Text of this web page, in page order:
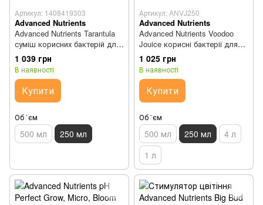
Артикул: 1408419303
Advanced Nutrients
Advanced Nutrients Tarantula
суміш корисних бактерій для
кореневої системи 250мл
1 039 грн
В наявності
Купити
Об `єм
500 мл 250 мл
Артикул: ANVJ250
Advanced Nutrients
Advanced Nutrients Voodoo
Jouice корисні бактерії для
потужних коренів 250 мл
1 025 грн
В наявності
Купити
Об `єм
500 мл 250 мл
4 л
1 л